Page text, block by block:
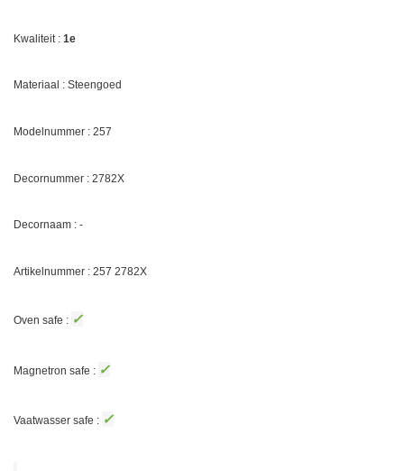
Kwaliteit : 1e
Materiaal : Steengoed
Modelnummer : 257
Decornummer : 2782X
Decornaam : -
Artikelnummer : 257 2782X
Oven safe : ✓
Magnetron safe : ✓
Vaatwasser safe : ✓